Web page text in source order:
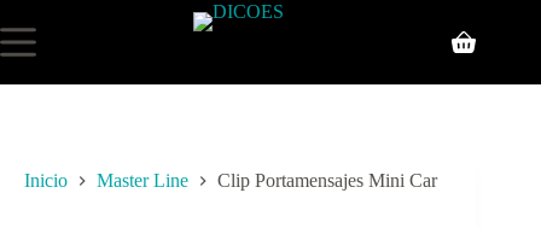
Inicio Master Line Clip Portamensajes Mini Car